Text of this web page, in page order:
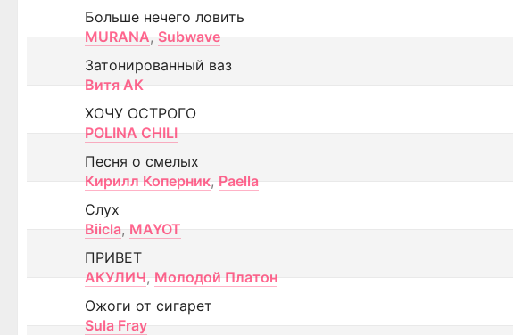
Больше нечего ловить
MURANA, Subwave
Затонированный ваз
Витя АК
ХОЧУ ОСТРОГО
POLINA CHILI
Песня о смелых
Кирилл Коперник, Paella
Слух
Biicla, MAYOT
ПРИВЕТ
АКУЛИЧ, Молодой Платон
Ожоги от сигарет
Sula Fray